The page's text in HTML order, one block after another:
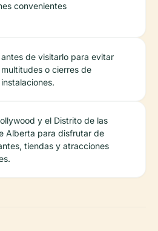
convenientes
antes de visitarlo para evitar
multitudes o cierres de
instalaciones.
y el Distrito de las
Alberta para disfrutar de
tiendas y atracciones